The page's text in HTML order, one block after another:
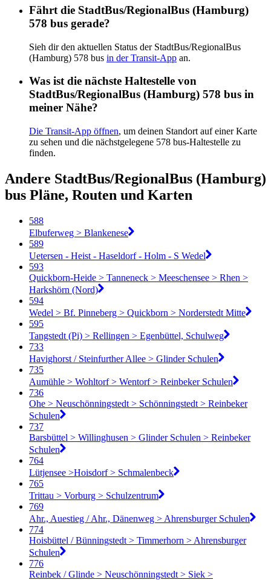
Fährt die StadtBus/RegionalBus (Hamburg)
578 bus gerade?
Sieh dir den aktuellen Status der StadtBus/RegionalBus
(Hamburg) 578 bus in der Transit-App an.
Was ist die nächste Haltestelle von
StadtBus/RegionalBus (Hamburg) 578 bus in
meiner Nähe?
Die Transit-App öffnen, um deinen Standort auf einer Karte
zu sehen und die nächstgelegene 578 bus-Haltestelle zu
finden.
Andere StadtBus/RegionalBus (Hamburg)
bus Pläne, Routen und Karten
588
Elbuferweg > Blankenese
589
Uetersen - Heist - Haseldorf - Holm - S Wedel
593
Quickborn-Heide > Tanneneck > Meeschensee > Rhen >
Harkshörn (Nord)
594
Wedel > Bf. Pinneberg > Quickborn > Norderstedt Mitte
595
Tangstedt (Pi) > Rellingen > Egenbüttel, Schulweg
733
Havighorst / Steinfurther Allee > Glinder Schulen
735
Aumühle > Wohltorf > Wentorf > Reinbeker Schulen
736
Ohe > Neuschönningstedt > Schönningstedt > Reinbeker
Schulen
737
Barsbüttel > Willinghusen > Glinder Schulen > Reinbeker
Schulen
764
Lütjensee >Hoisdorf > Schmalenbeck
765
Trittau > Vorburg > Schulzentrum
769
Ahr., Auestieg / Ahr., Dänenweg > Ahrensburger Schulen
774
Hoisbüttel / Bünningstedt > Timmerhorn > Ahrensburger
Schulen
776
Reinbek / Glinde > Neuschönningstedt > Siek >